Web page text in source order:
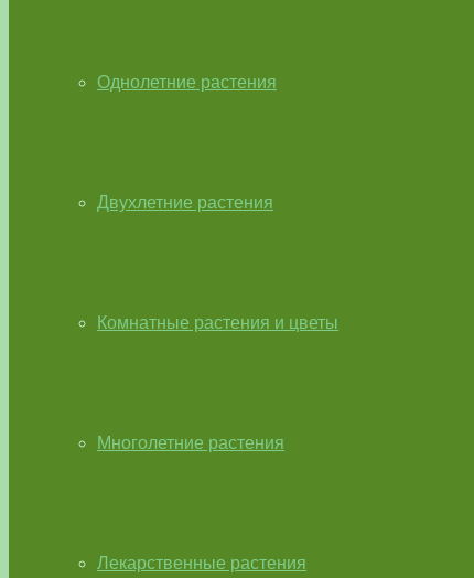
Однолетние растения
Двухлетние растения
Комнатные растения и цветы
Многолетние растения
Лекарственные растения